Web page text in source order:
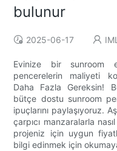
bulunur
2025-06-17
Evinize bir sunroom
pencerelerin maliyeti
Daha Fazla Gereksin!
bütçe dostu sunroom
ipuçlarını paylaşıyoruz.
çarpıcı manzaralarla
projeniz için uygun
bilgi edinmek için